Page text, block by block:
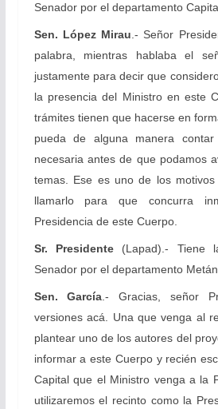
Senador por el departamento
Sen. López Mirau.- Señor
palabra, mientras hablaba el
justamente para decir que
la presencia del Ministro en este
trámites tienen que hacerse en
pueda de alguna manera
necesaria antes de que podamos
temas. Ese es uno de los
llamarlo para que concurra
Presidencia de este Cuerpo.
Sr. Presidente (Lapad).- Tiene
Senador por el departamento
Sen. García.- Gracias, señor
versiones acá. Una que venga al
plantear uno de los autores del
informar a este Cuerpo y recién
Capital que el Ministro venga a la
utilizaremos el recinto como la